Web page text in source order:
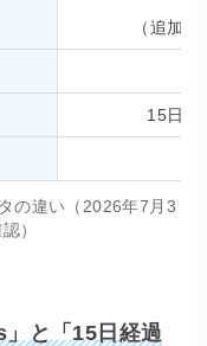
（追加
15日制
の違い（2026年7月3
）
」と「15日経過